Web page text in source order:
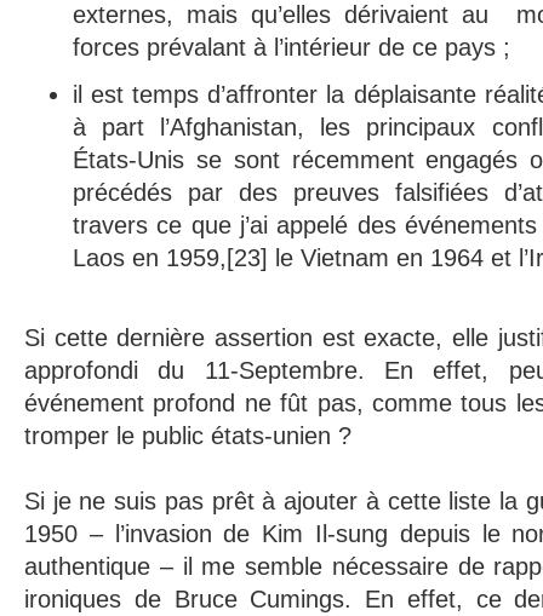
externes, mais qu’elles dérivaient au
forces prévalant à l’intérieur de ce pays ;
il est temps d’affronter la déplaisante
à part l’Afghanistan, les principaux
États-Unis se sont récemment engagés
précédés par des preuves falsifiées
travers ce que j’ai appelé des
Laos en 1959,[23] le Vietnam en 1964 et
Si cette dernière assertion est exacte, elle
approfondi du 11-Septembre. En effet,
événement profond ne fût pas, comme tous
tromper le public états-unien ?
Si je ne suis pas prêt à ajouter à cette liste la
1950 – l’invasion de Kim Il-sung depuis le
authentique – il me semble nécessaire de
ironiques de Bruce Cumings. En effet, ce